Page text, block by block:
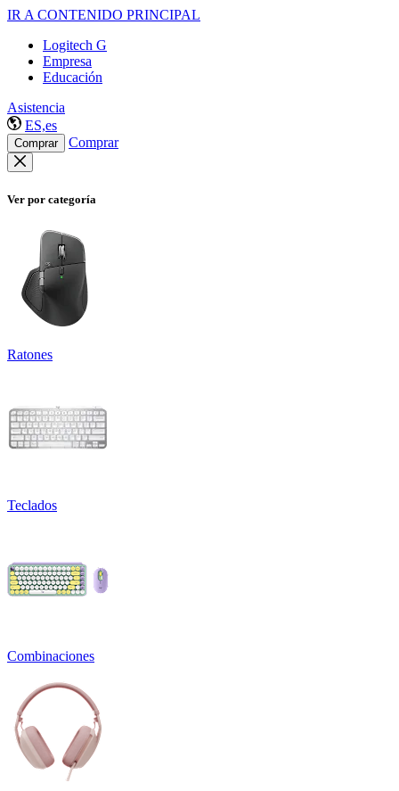
IR A CONTENIDO PRINCIPAL
Logitech G
Empresa
Educación
Asistencia
ES,es
Comprar Comprar
Ver por categoría
Ratones
Teclados
Combinaciones